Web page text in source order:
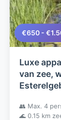
€650 -
Luxe
van zee,
👥 Max. 4
🌊 0.15 km